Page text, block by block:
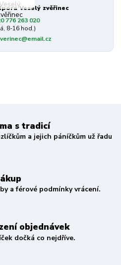
Veselý zvěřinec
776 263 020
8-16 hod.)
s tradicí
a jejich páníčkům už řadu
a férové podmínky vrácení.
objednávek
dočká co nejdříve.